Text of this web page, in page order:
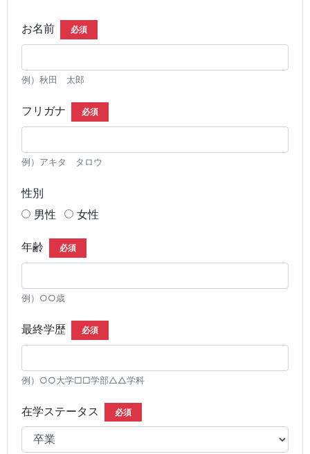
お名前 必須
例）秋田 太郎
フリガナ 必須
例）アキタ タロウ
性別
男性
女性
年齢 必須
例）○○歳
最終学歴 必須
例）○○大学□□学部△△学科
在学ステータス 必須